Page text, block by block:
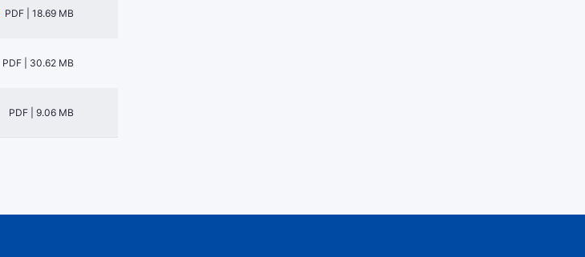
PDF | 18.69 MB
PDF | 30.62 MB
PDF | 9.06 MB